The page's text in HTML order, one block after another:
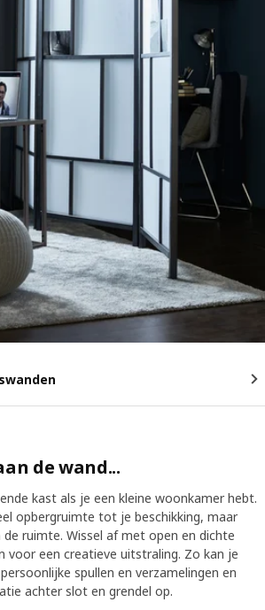
de wand...
kast als je een kleine woonkamer hebt.
opbergruimte tot je beschikking, maar
ruimte. Wissel af met open en dichte
voor een creatieve uitstraling. Zo kan je
spullen en verzamelingen en
achter slot en grendel op.